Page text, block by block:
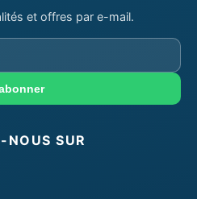
et offres par e-mail.
NOUS SUR